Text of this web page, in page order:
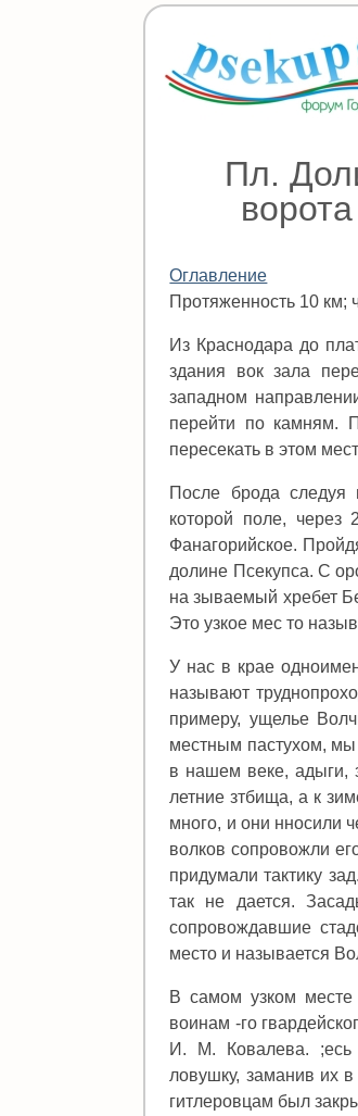
Пл.
Оглавление
Протяженность 10 км;
Из Краснодара до
здания вок зала
западном
перейти по камням.
пересекать в этом
После брода следуя
которой поле,
Фанагорийское.
долине Псекупса. С
на зываемый хребет
Это узкое мес то
У нас в крае
называют
примеру, ущелье
местным пастухом,
в нашем веке, адыги,
летние зтбища, а к
много, и они нносили
волков сопровожли
придумали тактику
так не дается.
сопровождавшие
место и называется
В самом узком месте
воинам -го
И. М. Ковалева. ;есь
ловушку, заманив их
гитлеровцам был